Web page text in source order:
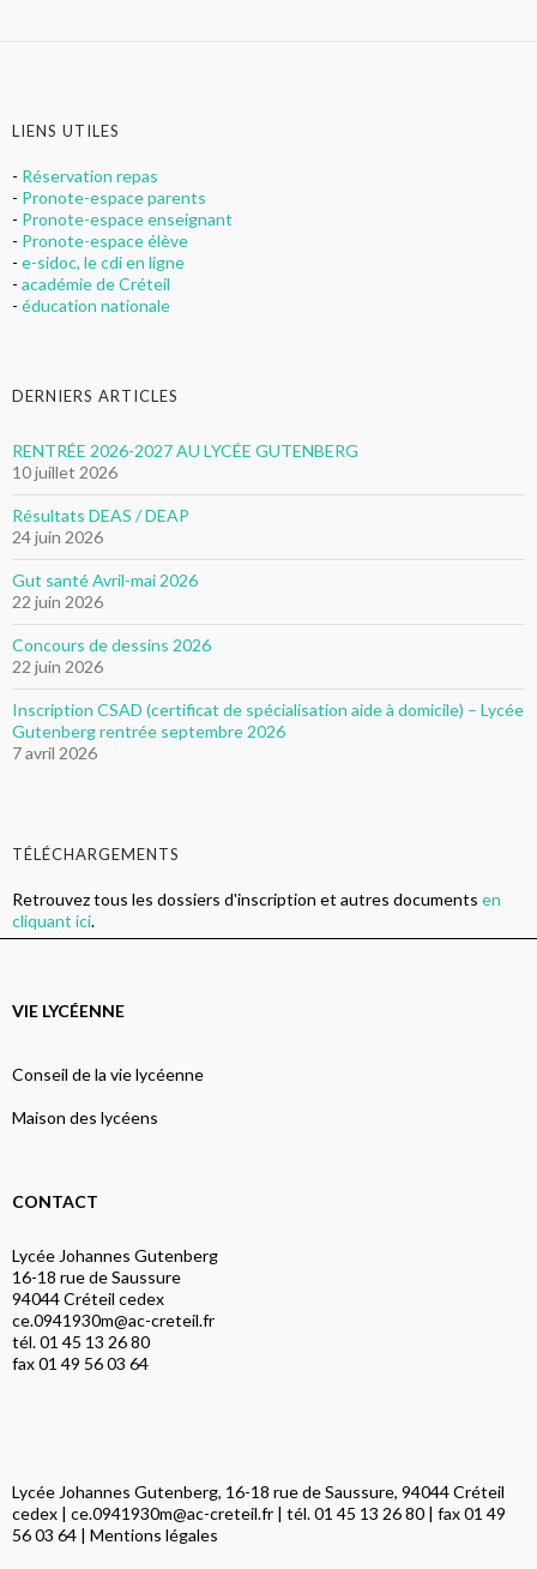
LIENS UTILES
- Réservation repas
- Pronote-espace parents
- Pronote-espace enseignant
- Pronote-espace élève
- e-sidoc, le cdi en ligne
- académie de Créteil
- éducation nationale
DERNIERS ARTICLES
RENTRÉE 2026-2027 AU LYCÉE GUTENBERG
10 juillet 2026
Résultats DEAS / DEAP
24 juin 2026
Gut santé Avril-mai 2026
22 juin 2026
Concours de dessins 2026
22 juin 2026
Inscription CSAD (certificat de spécialisation aide à domicile) – Lycée
Gutenberg rentrée septembre 2026
7 avril 2026
TÉLÉCHARGEMENTS
Retrouvez tous les dossiers d'inscription et autres documents en
cliquant ici.
VIE LYCÉENNE
Conseil de la vie lycéenne
Maison des lycéens
CONTACT
Lycée Johannes Gutenberg
16-18 rue de Saussure
94044 Créteil cedex
ce.0941930m@ac-creteil.fr
tél. 01 45 13 26 80
fax 01 49 56 03 64
Lycée Johannes Gutenberg, 16-18 rue de Saussure, 94044 Créteil
cedex | ce.0941930m@ac-creteil.fr | tél. 01 45 13 26 80 | fax 01 49
56 03 64 | Mentions légales